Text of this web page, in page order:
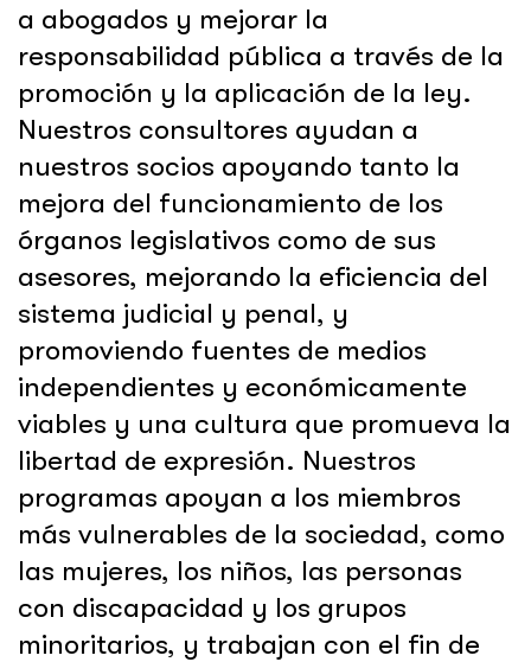
a abogados y mejorar la
responsabilidad pública a través de la
promoción y la aplicación de la ley.
Nuestros consultores ayudan a
nuestros socios apoyando tanto la
mejora del funcionamiento de los
órganos legislativos como de sus
asesores, mejorando la eficiencia del
sistema judicial y penal, y
promoviendo fuentes de medios
independientes y económicamente
viables y una cultura que promueva la
libertad de expresión. Nuestros
programas apoyan a los miembros
más vulnerables de la sociedad, como
las mujeres, los niños, las personas
con discapacidad y los grupos
minoritarios, y trabajan con el fin de